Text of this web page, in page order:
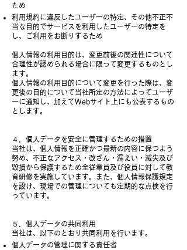
ため
利用規約に違反したユーザーの特定、その他不正不
当な目的でサービスを利用したユーザーの特定を
し、ご利用をお断りするため
個人情報の利用目的は、変更前後の関連性について
合理性が認められる場合に限って変更するものとし
ます。
個人情報の利用目的について変更を行った際は、変
更後の目的について当社所定の方法によってユーザ
ーに通知し、加えてWebサイト上にも公表するもの
とします。
４．個人データを安全に管理するための措置
当社は、個人情報を正確かつ最新の内容に保つよう
努め、不正なアクセス・改ざん・漏えい・滅失及び
毀損から保護するため全従業員及び役員に対して教
育研修を実施しています。また、個人情報保護規定
を設け、現場での管理についても定期的な点検を行
っています。
５．個人データの共同利用
当社は、以下のとおり共同利用を行います。
個人データの管理に関する責任者